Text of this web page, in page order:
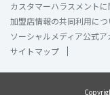
カスタマーハラスメント
加盟店情報の共同利用につ
ソーシャルメディア公式ア
サイトマップ